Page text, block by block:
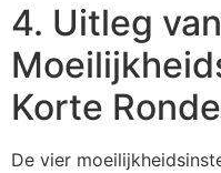
4. Uitleg van
Korte
De vier